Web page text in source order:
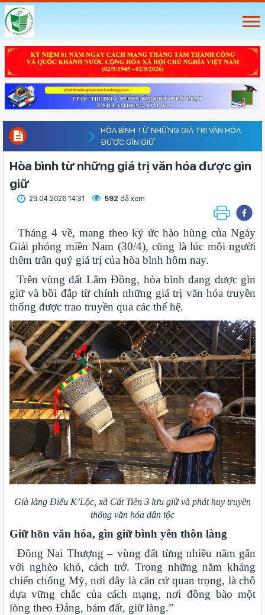
HÒA BÌNH TỪ NHỮNG GIÁ TRỊ VĂN HÓA
ĐƯỢC GÌN GIỮ
Hòa bình từ những giá trị văn hóa được gìn
giữ
29.04.2026 14:31 592 đã xem
Tháng 4 về, mang theo ký ức hào hùng của Ngày
Giải phóng miền Nam (30/4), cũng là lúc mỗi người
thêm trân quý giá trị của hòa bình hôm nay.
Trên vùng đất Lâm Đồng, hòa bình đang được gìn
giữ và bồi đắp từ chính những giá trị văn hóa truyền
thống được trao truyền qua các thế hệ.
Già làng Điểu K’Lộc, xã Cát Tiên 3 lưu giữ và phát huy truyền
thống văn hóa dân tộc
Giữ hồn văn hóa, gìn giữ bình yên thôn làng
Đồng Nai Thượng – vùng đất từng nhiều năm gắn
với nghèo khó, cách trở. Trong những năm kháng
chiến chống Mỹ, nơi đây là căn cứ quan trọng, là chỗ
dựa vững chắc của cách mạng, nơi đồng bào một
lòng theo Đảng, bám đất, giữ làng.”